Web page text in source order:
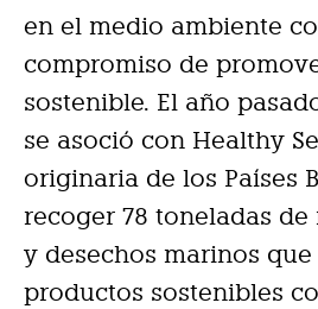
en el medio ambiente
compromiso de
sostenible. El año
se asoció con Healthy
originaria de los Países
recoger 78 toneladas de
y desechos marinos
productos sostenibles